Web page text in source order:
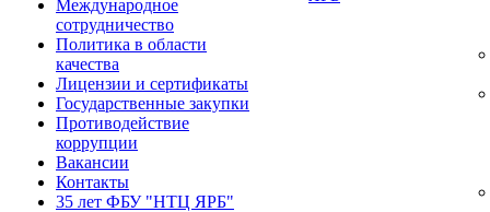
Международное
сотрудничество
Политика в области
качества
Лицензии и сертификаты
Государственные закупки
Противодействие
коррупции
Вакансии
Контакты
35 лет ФБУ "НТЦ ЯРБ"